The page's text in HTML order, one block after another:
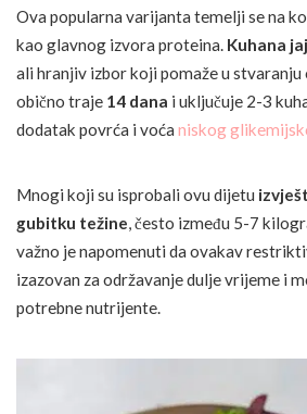
Ova popularna varijanta temelji se na
kao glavnog izvora proteina. Kuhana
ali hranjiv izbor koji pomaže u stvaranju
obično traje 14 dana i uključuje 2-3
dodatak povrća i voća niskog
Mnogi koji su isprobali ovu dijetu
gubitku težine, često između 5-7
važno je napomenuti da ovakav
izazovan za održavanje dulje vrijeme i
potrebne nutrijente.